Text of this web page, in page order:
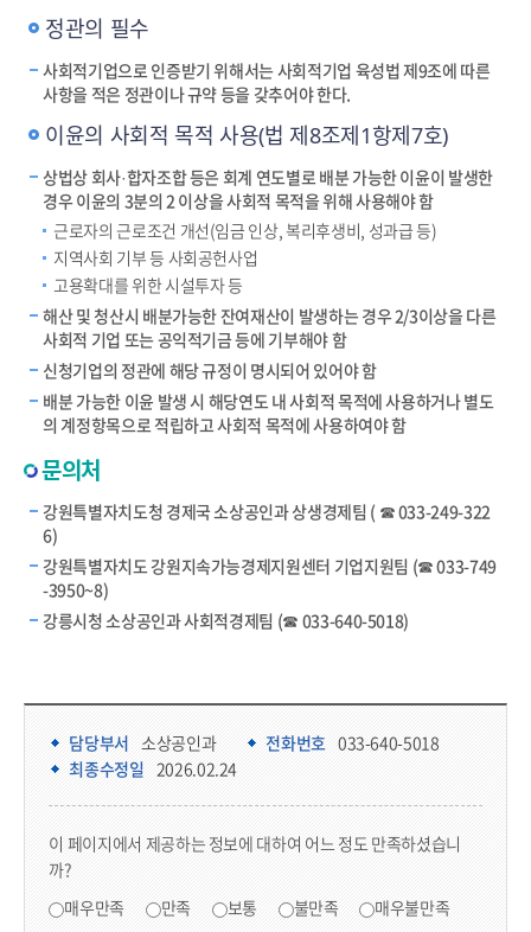
정관의 필수
사회적기업으로 인증받기 위해서는 사회적기업 육성법 제9조에 따른
사항을 적은 정관이나 규약 등을 갖추어야 한다.
이윤의 사회적 목적 사용(법 제8조제1항제7호)
상법상 회사·합자조합 등은 회계 연도별로 배분 가능한 이윤이 발생한
경우 이윤의 3분의 2 이상을 사회적 목적을 위해 사용해야 함
근로자의 근로조건 개선(임금 인상, 복리후생비, 성과급 등)
지역사회 기부 등 사회공헌사업
고용확대를 위한 시설투자 등
해산 및 청산시 배분가능한 잔여재산이 발생하는 경우 2/3이상을 다른
사회적 기업 또는 공익적기금 등에 기부해야 함
신청기업의 정관에 해당 규정이 명시되어 있어야 함
배분 가능한 이윤 발생 시 해당연도 내 사회적 목적에 사용하거나 별도
의 계정항목으로 적립하고 사회적 목적에 사용하여야 함
문의처
강원특별자치도청 경제국 소상공인과 상생경제팀 ( ☎ 033-249-322
6)
강원특별자치도 강원지속가능경제지원센터 기업지원팀 (☎ 033-749
-3950~8)
강릉시청 소상공인과 사회적경제팀 (☎ 033-640-5018)
담당부서 정보 & 컨텐츠 만족도 조사 & 공공저작물 자유이용 허락 표시
담당부서 소상공인과 전화번호 033-640-5018
최종수정일 2026.02.24
이 페이지에서 제공하는 정보에 대하여 어느 정도 만족하셨습니
까?
매우만족 만족 보통 불만족 매우불만족